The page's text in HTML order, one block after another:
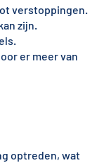
verstoppingen.
zijn.
er meer van
optreden, wat